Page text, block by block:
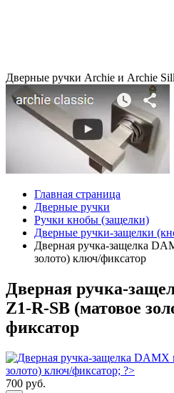
Дверные ручки Archie и Archie
Главная страница
Дверные ручки
Ручки кнобы (защелки)
Дверные ручки-защелки
Дверная ручка-защелка
золото) ключ/фиксатор
Дверная ручка-
Z1-R-SB (матовое
фиксатор
700 руб.